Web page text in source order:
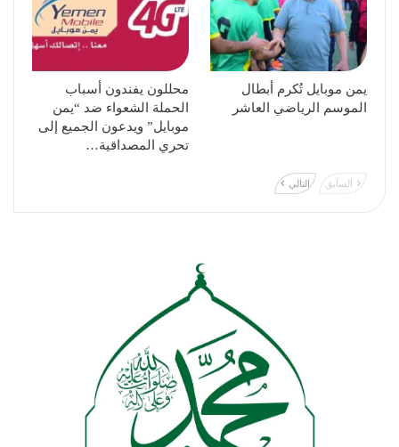
يمن موبايل تُكرم أبطال
الموسم الرياضي العاشر
محللون يفندون أسباب
الحملة الشعواء ضد “يمن
موبايل” ويدعون الجميع إلى
تحري المصداقية…
السابق التالي